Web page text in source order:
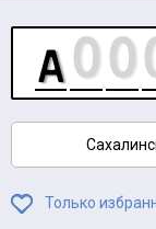
Только